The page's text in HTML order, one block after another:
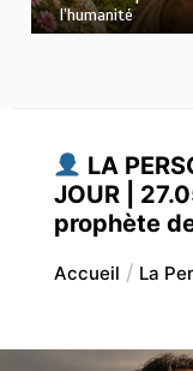
Habacuc – le
LA
JOUR |
prophète
Accueil La